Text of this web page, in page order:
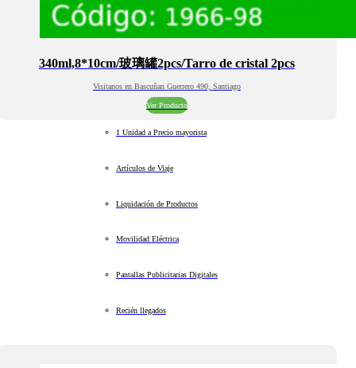
340ml,8*10cm/玻璃罐2pcs/Tarro de cristal 2pcs
Visitanos en Bascuñan Guerrero 490, Santiago
Ver Producto
1 Unidad a Precio mayorista
Artículos de Viaje
Liquidación de Productos
Movilidad Eléctrica
Pantallas Publicitarias Digitales
Recién llegados